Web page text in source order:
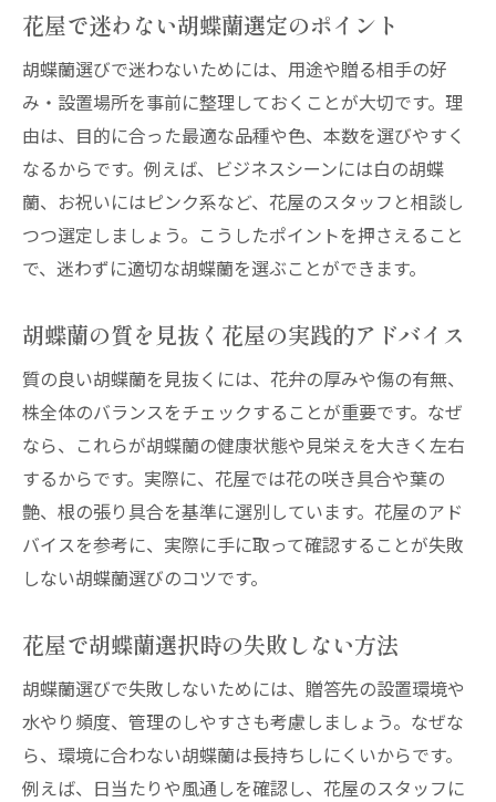
花屋で迷わない胡蝶蘭選定のポイント
胡蝶蘭選びで迷わないためには、用途や贈る相手の好
み・設置場所を事前に整理しておくことが大切です。理
由は、目的に合った最適な品種や色、本数を選びやすく
なるからです。例えば、ビジネスシーンには白の胡蝶
蘭、お祝いにはピンク系など、花屋のスタッフと相談し
つつ選定しましょう。こうしたポイントを押さえること
で、迷わずに適切な胡蝶蘭を選ぶことができます。
胡蝶蘭の質を見抜く花屋の実践的アドバイス
質の良い胡蝶蘭を見抜くには、花弁の厚みや傷の有無、
株全体のバランスをチェックすることが重要です。なぜ
なら、これらが胡蝶蘭の健康状態や見栄えを大きく左右
するからです。実際に、花屋では花の咲き具合や葉の
艶、根の張り具合を基準に選別しています。花屋のアド
バイスを参考に、実際に手に取って確認することが失敗
しない胡蝶蘭選びのコツです。
花屋で胡蝶蘭選択時の失敗しない方法
胡蝶蘭選びで失敗しないためには、贈答先の設置環境や
水やり頻度、管理のしやすさも考慮しましょう。なぜな
ら、環境に合わない胡蝶蘭は長持ちしにくいからです。
例えば、日当たりや風通しを確認し、花屋のスタッフに